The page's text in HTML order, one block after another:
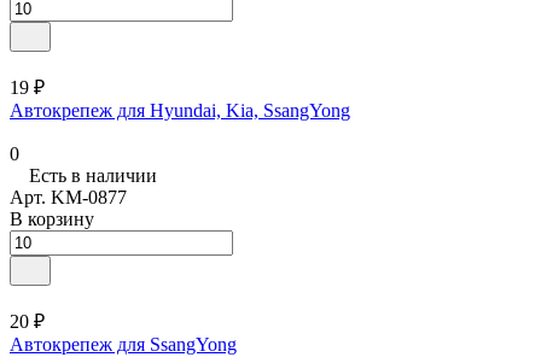
19 ₽
Автокрепеж для Hyundai, Kia, SsangYong
0
Есть в наличии
Арт. KM-0877
В корзину
20 ₽
Автокрепеж для SsangYong